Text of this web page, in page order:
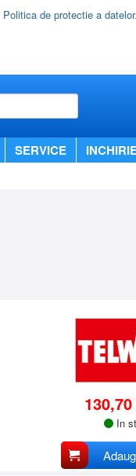
Politica de protectie a datelor
SERVICE
In